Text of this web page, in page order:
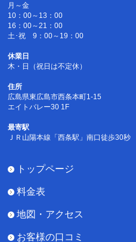
月～金
10：00～13：00
16：00～21：00
土･祝 9：00～19：00
休業日
木・日（祝日は不定休）
住所
広島県東広島市西条本町1-15
エイトバレー30 1F
最寄駅
ＪＲ山陽本線「西条駅」南口徒歩30秒
トップページ
料金表
地図・アクセス
お客様の口コミ